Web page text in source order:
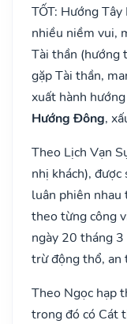
TỐT: Hướng
nhiều niềm vui,
Tài thần (hướng
gặp Tài thần,
xuất hành hướng
Hướng Đông,
Theo Lịch Vạn
nhị khách),
luân phiên
theo từng công
ngày 20 tháng
trừ động thổ, an
Theo Ngọc hạp
trong đó có Cát